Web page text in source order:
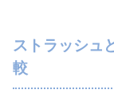
ストラッシュ
較